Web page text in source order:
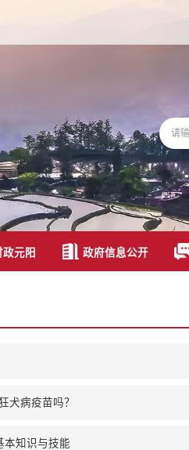
政元阳 政府信息公开
犬病疫苗吗？
知识与技能